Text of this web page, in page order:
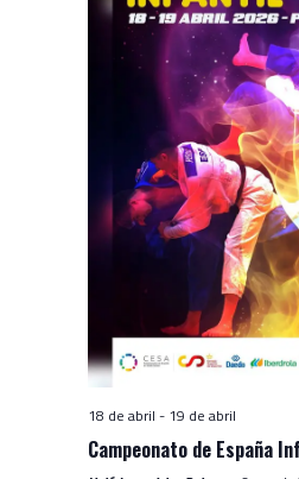
18 de abril - 19 de abril
Campeonato de España